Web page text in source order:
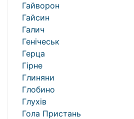
Гайворон
Гайсин
Галич
Генічеськ
Герца
Гірне
Глиняни
Глобино
Глухів
Гола Пристань